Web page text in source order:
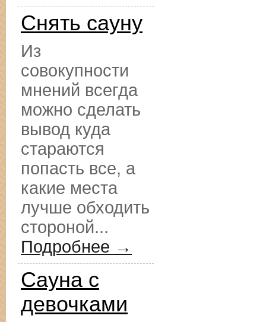
Снять сауну
Из
совокупности
мнений всегда
можно сделать
вывод куда
стараются
попасть все, а
какие места
лучше обходить
стороной...
Подробнее →
Сауна с
девочками